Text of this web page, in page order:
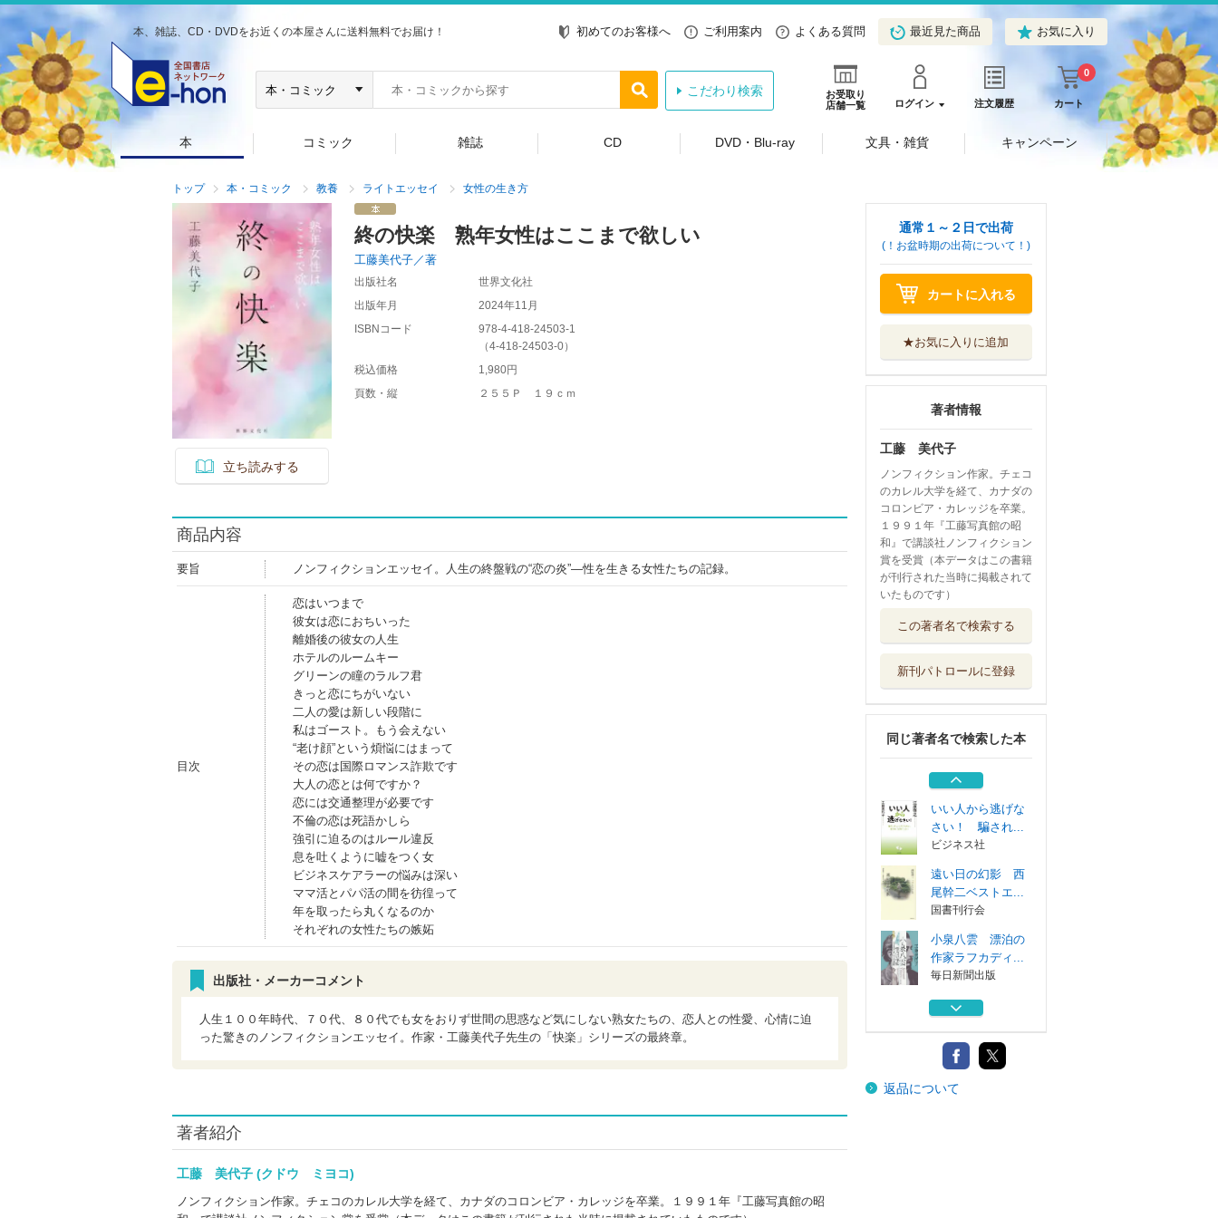
本、雑誌、CD・DVDをお近くの本屋さんに送料無料でお届け！ 初めてのお客様へ ご利用案内 よくある質問 最近見た商品 お気に入り
お受取り
店舗一覧
ログイン 注文履歴 カート
0
こだわり検索
本 コミック 雑誌 CD DVD・Blu-ray 文具・雑貨 キャンペーン
トップ 本・コミック 教養 ライトエッセイ 女性の生き方
立ち読みする
終の快楽 熟年女性はここまで欲しい
工藤美代子／著
出版社名
世界文化社
出版年月
2024年11月
ISBNコード
978-4-418-24503-1
（4-418-24503-0）
税込価格
1,980円
頁数・縦
２５５Ｐ １９ｃｍ
商品内容
要旨 ノンフィクションエッセイ。人生の終盤戦の“恋の炎”―性を生きる女性たちの記録。
目次
恋はいつまで
彼女は恋におちいった
離婚後の彼女の人生
ホテルのルームキー
グリーンの瞳のラルフ君
きっと恋にちがいない
二人の愛は新しい段階に
私はゴースト。もう会えない
“老け顔”という煩悩にはまって
その恋は国際ロマンス詐欺です
大人の恋とは何ですか？
恋には交通整理が必要です
不倫の恋は死語かしら
強引に迫るのはルール違反
息を吐くように嘘をつく女
ビジネスケアラーの悩みは深い
ママ活とパパ活の間を彷徨って
年を取ったら丸くなるのか
それぞれの女性たちの嫉妬
出版社・メーカーコメント
人生１００年時代、７０代、８０代でも女をおりず世間の思惑など気にしない熟女たちの、恋人との性愛、心情に迫
った驚きのノンフィクションエッセイ。作家・工藤美代子先生の「快楽」シリーズの最終章。
著者紹介
工藤 美代子 (クドウ ミヨコ)
ノンフィクション作家。チェコのカレル大学を経て、カナダのコロンビア・カレッジを卒業。１９９１年『工藤写真館の昭
通常１～２日で出荷
(！お盆時期の出荷について！)
カートに入れる
★お気に入りに追加
著者情報
工藤 美代子
ノンフィクション作家。チェコ
のカレル大学を経て、カナダの
コロンビア・カレッジを卒業。
１９９１年『工藤写真館の昭
和』で講談社ノンフィクション
賞を受賞（本データはこの書籍
が刊行された当時に掲載されて
いたものです）
この著者名で検索する
新刊パトロールに登録
同じ著者名で検索した本
作家ラフカディ...
たましいの本当の
ビジネス社
お帰りやす、天皇
陛下。 京都と...
ビジネス社
いい人から逃げな
さい！ 騙され...
ビジネス社
遠い日の幻影 西
尾幹二ベストエ...
国書刊行会
小泉八雲 漂泊の
作家ラフカディ...
毎日新聞出版
たましいの本当の
ビジネス社
お帰りやす、天皇
陛下。 京都と...
返品について